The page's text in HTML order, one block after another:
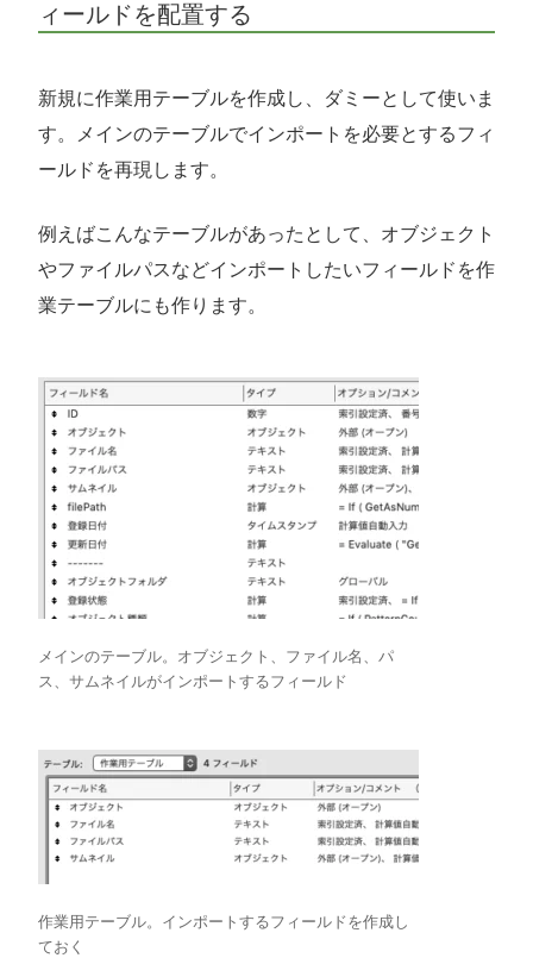
ィールドを配置する
新規に作業用テーブルを作成し、ダミーとして使いま
す。メインのテーブルでインポートを必要とするフィ
ールドを再現します。
例えばこんなテーブルがあったとして、オブジェクト
やファイルパスなどインポートしたいフィールドを作
業テーブルにも作ります。
メインのテーブル。オブジェクト、ファイル名、パ
ス、サムネイルがインポートするフィールド
作業用テーブル。インポートするフィールドを作成し
ておく